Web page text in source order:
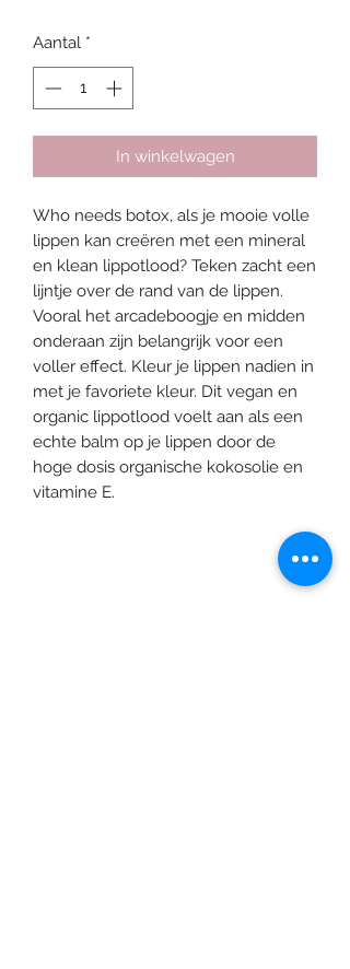
Aantal *
In winkelwagen
Who needs botox, als je mooie volle
lippen kan creëren met een mineral
en klean lippotlood? Teken zacht een
lijntje over de rand van de lippen.
Vooral het arcadeboogje en midden
onderaan zijn belangrijk voor een
voller effect. Kleur je lippen nadien in
met je favoriete kleur. Dit vegan en
organic lippotlood voelt aan als een
echte balm op je lippen door de
hoge dosis organische kokosolie en
vitamine E.